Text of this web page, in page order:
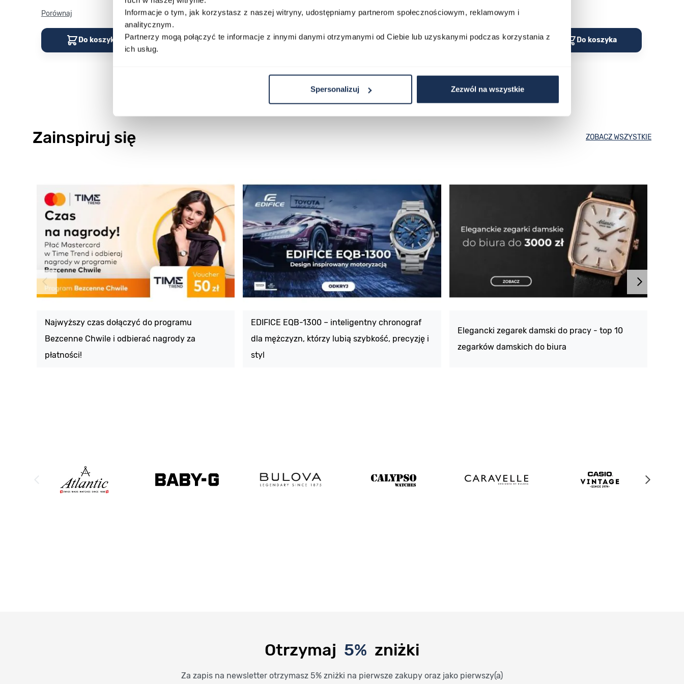
Informacje o tym, jak korzystasz z naszej witryny, udostępniamy partnerom społecznościowym, reklamowym i
analitycznym.
Partnerzy mogą połączyć te informacje z innymi danymi otrzymanymi od Ciebie lub uzyskanymi podczas korzystania z
ich usług.
Spersonalizuj Zezwól na wszystkie
Porównaj
Do koszyka
Porównaj
Do koszyka
Porównaj
Do koszyka
Porównaj
Do koszyka Do koszyka
Zainspiruj się ZOBACZ WSZYSTKIE
Najwyższy czas dołączyć do programu
Bezcenne Chwile i odbierać nagrody za
płatności!
EDIFICE EQB-1300 – inteligentny chronograf
dla mężczyzn, którzy lubią szybkość, precyzję i
styl
Elegancki zegarek damski do pracy - top 10
zegarków damskich do biura
Otrzymaj 5% zniżki
Za zapis na newsletter otrzymasz 5% zniżki na pierwsze zakupy oraz jako pierwszy(a)